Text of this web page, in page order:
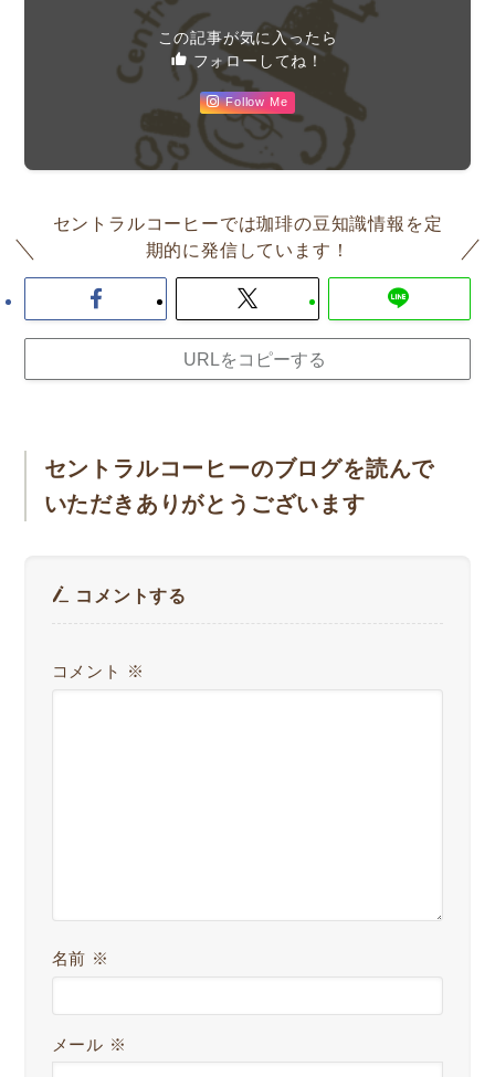
この記事が気に入ったら
フォローしてね！
Follow Me
セントラルコーヒーでは珈琲の豆知識情報を定
期的に発信しています！
URLをコピーする
セントラルコーヒーのブログを読んで
いただきありがとうございます
コメントする
コメント ※
名前 ※
メール ※